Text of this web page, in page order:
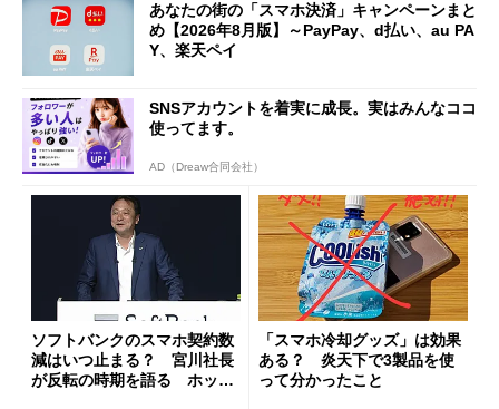
あなたの街の「スマホ決済」キャンペーンまと
め【2026年8月版】～PayPay、d払い、au PA
Y、楽天ペイ
SNSアカウントを着実に成長。実はみんなココ
使ってます。
AD（Dreaw合同会社）
ソフトバンクのスマホ契約数
減はいつ止まる？ 宮川社長
が反転の時期を語る ホッピ
「スマホ冷却グッズ」は効果
ある？ 炎天下で3製品を使
って分かったこと